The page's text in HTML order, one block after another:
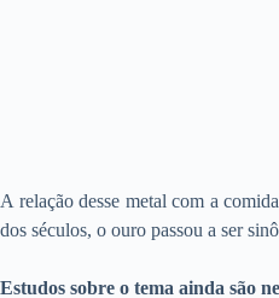
A relação desse metal com a
dos séculos, o ouro passou a ser
Estudos sobre o tema ainda são